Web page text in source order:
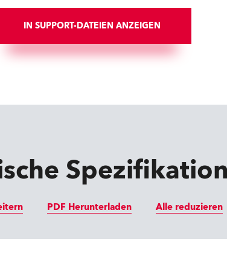
IN SUPPORT-DATEIEN ANZEIGEN
PDF Herunterladen Alle reduzieren